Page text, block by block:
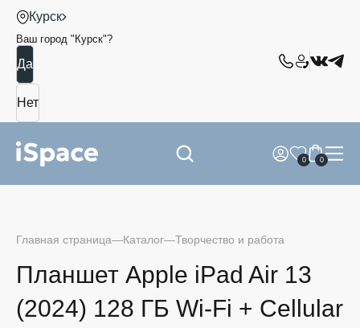
Курск
Ваш город " Курск"?
0 0
Главная страница Каталог Творчество и работа
Планшет Apple iPad Air 13
(2024) 128 ГБ Wi-Fi + Cellular